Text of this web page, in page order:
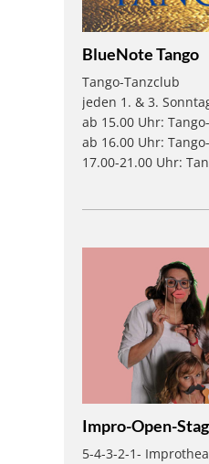
BlueNote Tango
Tango-Tanzclub
jeden 1. & 3.
ab 15.00 Uhr:
ab 16.00 Uhr:
17.00-21.00 Uhr:
Impro-Open-
5-4-3-2-1-